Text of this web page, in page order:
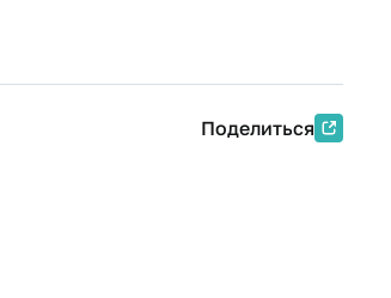
Поделиться